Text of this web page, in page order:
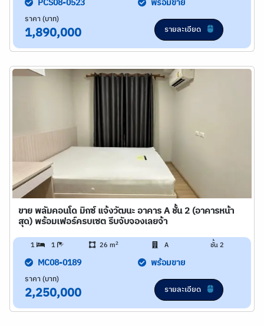
PCS08-0523 พร้อมขาย
ราคา (บาท)
1,890,000 รายละเอียด
ขาย พลัมคอนโด มิกซ์ แจ้งวัฒนะ อาคาร A ชั้น 2 (อาคารหน้า
สุด) พร้อมเฟอร์ครบเซต รีบจับจองเลยจ้า
1 1 26 m2 A ชั้น 2
MC08-0189 พร้อมขาย
ราคา (บาท)
2,250,000 รายละเอียด